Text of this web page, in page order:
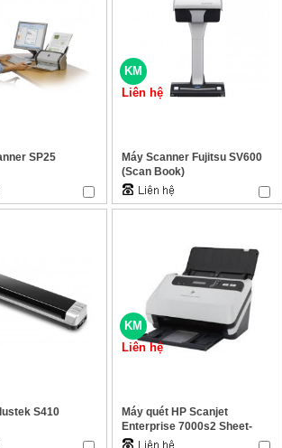
SP25
KM
Liên hệ
Máy Scanner Fujitsu SV600
(Scan Book)
S410
KM
Liên hệ
Máy quét HP Scanjet
Enterprise 7000s2 Sheet-
feed Scanner